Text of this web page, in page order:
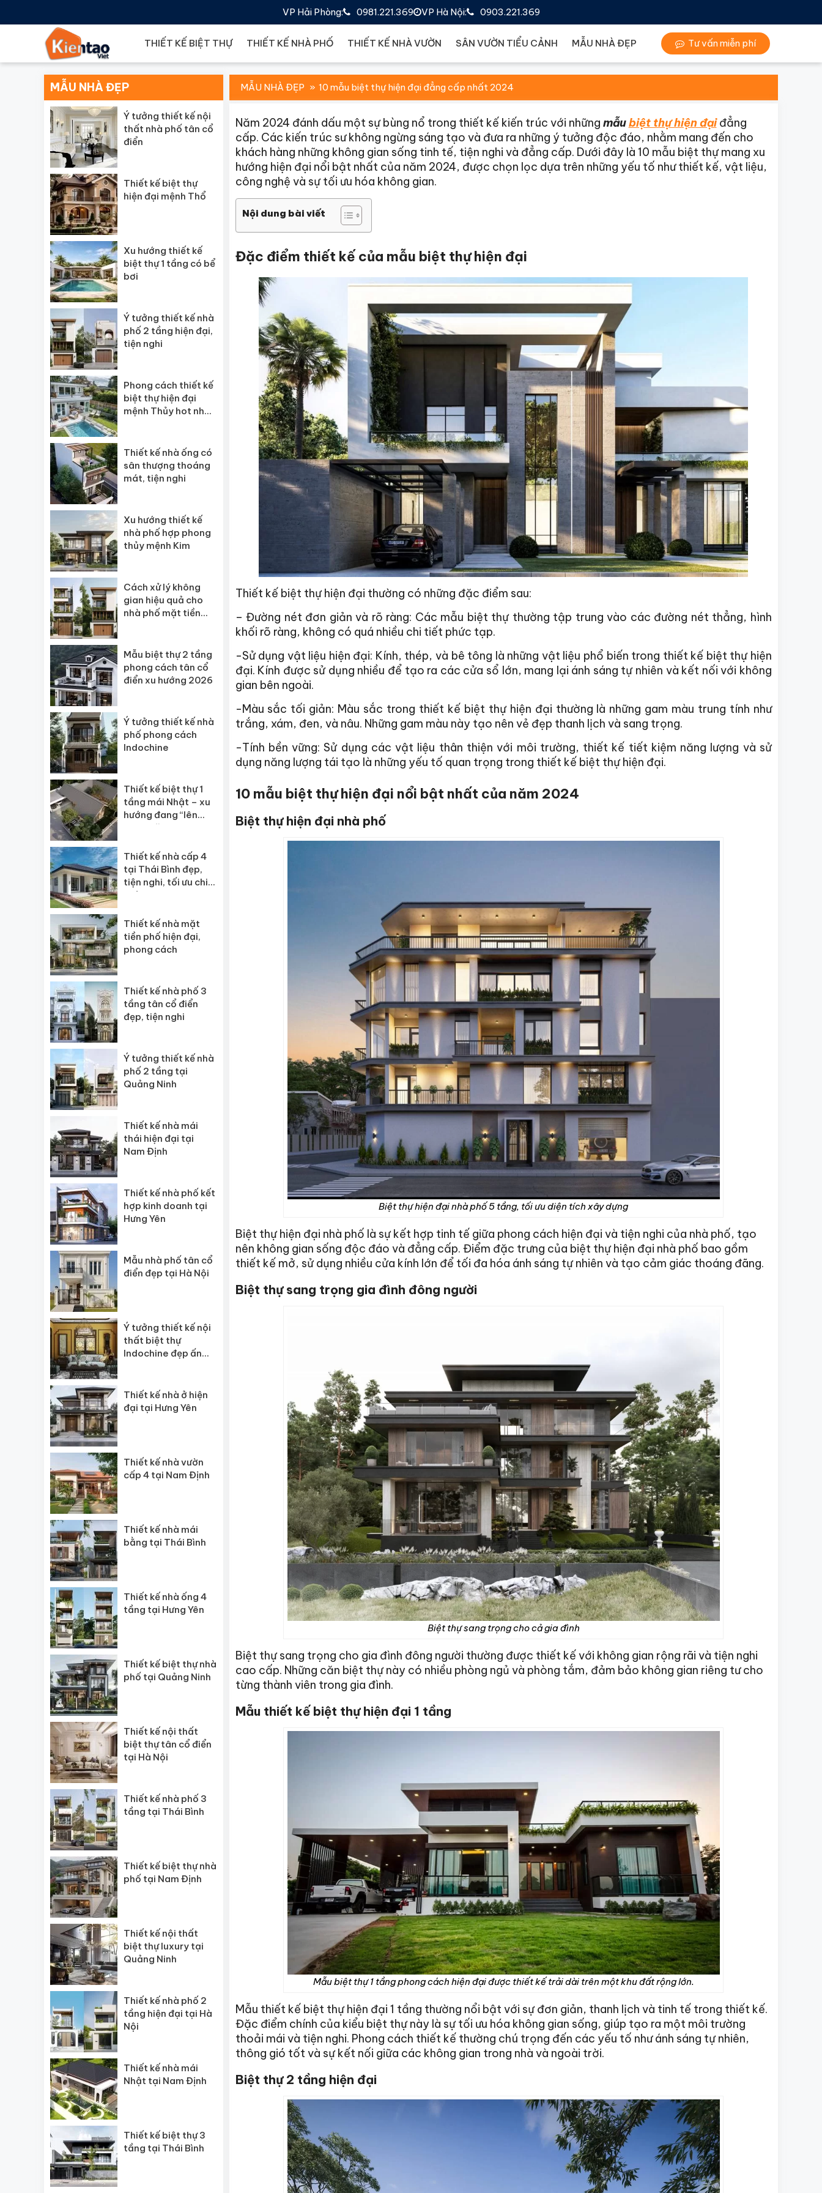
VP Hà Nội: 0903.221.369
VP Hải Phòng: 0981.221.369
THIẾT KẾ BIỆT THỰ THIẾT KẾ NHÀ PHỐ THIẾT KẾ NHÀ VƯỜN SÂN VƯỜN TIỂU CẢNH MẪU NHÀ ĐẸP Tư vấn miễn phí
MẪU NHÀ ĐẸP 10 mẫu biệt thự hiện đại đẳng cấp nhất 2024
Năm 2024 đánh dấu một sự bùng nổ trong thiết kế kiến trúc với những mẫubiệt thự hiện đại đẳng
cấp. Các kiến trúc sư không ngừng sáng tạo và đưa ra những ý tưởng độc đáo, nhằm mang đến cho
khách hàng những không gian sống tinh tế, tiện nghi và đẳng cấp. Dưới đây là 10 mẫu biệt thự mang xu
hướng hiện đại nổi bật nhất của năm 2024, được chọn lọc dựa trên những yếu tố như thiết kế, vật liệu,
công nghệ và sự tối ưu hóa không gian.
Nội dung bài viết
Đặc điểm thiết kế của mẫu biệt thự hiện đại
Thiết kế biệt thự hiện đại thường có những đặc điểm sau:
– Đường nét đơn giản và rõ ràng: Các mẫu biệt thự thường tập trung vào các đường nét thẳng, hình
khối rõ ràng, không có quá nhiều chi tiết phức tạp.
-Sử dụng vật liệu hiện đại: Kính, thép, và bê tông là những vật liệu phổ biến trong thiết kế biệt thự hiện
đại. Kính được sử dụng nhiều để tạo ra các cửa sổ lớn, mang lại ánh sáng tự nhiên và kết nối với không
gian bên ngoài.
-Màu sắc tối giản: Màu sắc trong thiết kế biệt thự hiện đại thường là những gam màu trung tính như
trắng, xám, đen, và nâu. Những gam màu này tạo nên vẻ đẹp thanh lịch và sang trọng.
-Tính bền vững: Sử dụng các vật liệu thân thiện với môi trường, thiết kế tiết kiệm năng lượng và sử
dụng năng lượng tái tạo là những yếu tố quan trọng trong thiết kế biệt thự hiện đại.
10 mẫu biệt thự hiện đại nổi bật nhất của năm 2024
Biệt thự hiện đại nhà phố
Biệt thự hiện đại nhà phố 5 tầng, tối ưu diện tích xây dựng
Biệt thự hiện đại nhà phố là sự kết hợp tinh tế giữa phong cách hiện đại và tiện nghi của nhà phố, tạo
nên không gian sống độc đáo và đẳng cấp. Điểm đặc trưng của biệt thự hiện đại nhà phố bao gồm
thiết kế mở, sử dụng nhiều cửa kính lớn để tối đa hóa ánh sáng tự nhiên và tạo cảm giác thoáng đãng.
Biệt thự sang trọng gia đình đông người
Biệt thự sang trọng cho cả gia đình
Biệt thự sang trọng cho gia đình đông người thường được thiết kế với không gian rộng rãi và tiện nghi
cao cấp. Những căn biệt thự này có nhiều phòng ngủ và phòng tắm, đảm bảo không gian riêng tư cho
từng thành viên trong gia đình.
Mẫu thiết kế biệt thự hiện đại 1 tầng
Mẫu biệt thự 1 tầng phong cách hiện đại được thiết kế trải dài trên một khu đất rộng lớn.
Mẫu thiết kế biệt thự hiện đại 1 tầng thường nổi bật với sự đơn giản, thanh lịch và tinh tế trong thiết kế.
Đặc điểm chính của kiểu biệt thự này là sự tối ưu hóa không gian sống, giúp tạo ra một môi trường
thoải mái và tiện nghi. Phong cách thiết kế thường chú trọng đến các yếu tố như ánh sáng tự nhiên,
thông gió tốt và sự kết nối giữa các không gian trong nhà và ngoài trời.
Biệt thự 2 tầng hiện đại
MẪU NHÀ ĐẸP
Ý tưởng thiết kế nội
thất nhà phố tân cổ
điển
Thiết kế biệt thự
hiện đại mệnh Thổ
Xu hướng thiết kế
biệt thự 1 tầng có bể
bơi
Ý tưởng thiết kế nhà
phố 2 tầng hiện đại,
tiện nghi
Phong cách thiết kế
biệt thự hiện đại
mệnh Thủy hot nhất
Thiết kế nhà ống có
sân thượng thoáng
mát, tiện nghi
Xu hướng thiết kế
nhà phố hợp phong
thủy mệnh Kim
Cách xử lý không
gian hiệu quả cho
nhà phố mặt tiền
Mẫu biệt thự 2 tầng
phong cách tân cổ
điển xu hướng 2026
Ý tưởng thiết kế nhà
phố phong cách
Indochine
Thiết kế biệt thự 1
tầng mái Nhật – xu
hướng đang “lên
ngôi” năm 2026
Thiết kế nhà cấp 4
tại Thái Bình đẹp,
tiện nghi, tối ưu chi
phí
Thiết kế nhà mặt
tiền phố hiện đại,
phong cách
Thiết kế nhà phố 3
tầng tân cổ điển
đẹp, tiện nghi
Ý tưởng thiết kế nhà
phố 2 tầng tại
Quảng Ninh
Thiết kế nhà mái
thái hiện đại tại
Nam Định
Thiết kế nhà phố kết
hợp kinh doanh tại
Hưng Yên
Mẫu nhà phố tân cổ
điển đẹp tại Hà Nội
Ý tưởng thiết kế nội
thất biệt thự
Indochine đẹp ấn
Thiết kế nhà ở hiện
đại tại Hưng Yên
Thiết kế nhà vườn
cấp 4 tại Nam Định
Thiết kế nhà mái
bằng tại Thái Bình
Thiết kế nhà ống 4
tầng tại Hưng Yên
Thiết kế biệt thự nhà
phố tại Quảng Ninh
Thiết kế nội thất
biệt thự tân cổ điển
tại Hà Nội
Thiết kế nhà phố 3
tầng tại Thái Bình
Thiết kế biệt thự nhà
phố tại Nam Định
Thiết kế nội thất
biệt thự luxury tại
Quảng Ninh
Thiết kế nhà phố 2
tầng hiện đại tại Hà
Nội
Thiết kế nhà mái
Nhật tại Nam Định
Thiết kế biệt thự 3
tầng tại Thái Bình